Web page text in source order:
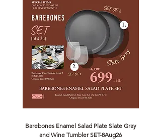
Barebones Enamel Salad Plate Slate Gray
and Wine Tumbler SET-8Aug26